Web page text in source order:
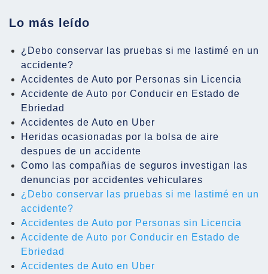
Lo más leído
¿Debo conservar las pruebas si me lastimé en un
accidente?
Accidentes de Auto por Personas sin Licencia
Accidente de Auto por Conducir en Estado de
Ebriedad
Accidentes de Auto en Uber
Heridas ocasionadas por la bolsa de aire
despues de un accidente
Como las compañias de seguros investigan las
denuncias por accidentes vehiculares
¿Debo conservar las pruebas si me lastimé en un
accidente?
Accidentes de Auto por Personas sin Licencia
Accidente de Auto por Conducir en Estado de
Ebriedad
Accidentes de Auto en Uber